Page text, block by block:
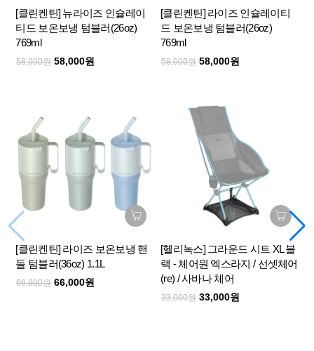
[클린켄틴] 뉴라이즈 인슐레이
티드 보온보냉 텀블러(26oz)
769ml
58,000원 58,000원
[클린켄틴] 라이즈 인슐레이티
드 보온보냉 텀블러(26oz)
769ml
58,000원 58,000원
[클린켄틴] 라이즈 보온보냉 핸
들 텀블러(36oz) 1.1L
66,000원 66,000원
[헬리녹스] 그라운드 시트 XL 블
랙 - 체어원 엑스라지 / 선셋체어
(re) / 사바나 체어
33,000원 33,000원